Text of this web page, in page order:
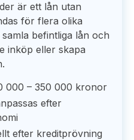
är ett lån utan
för flera olika
befintliga lån och
inköp eller skapa
000 – 350 000 kronor
efter
efter kreditprövning